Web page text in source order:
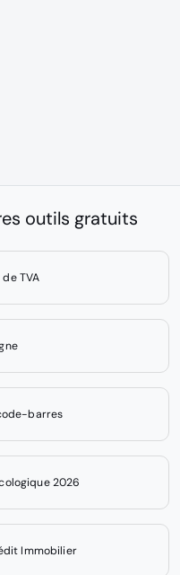
outils gratuits
TVA
barres
2026
Immobilier